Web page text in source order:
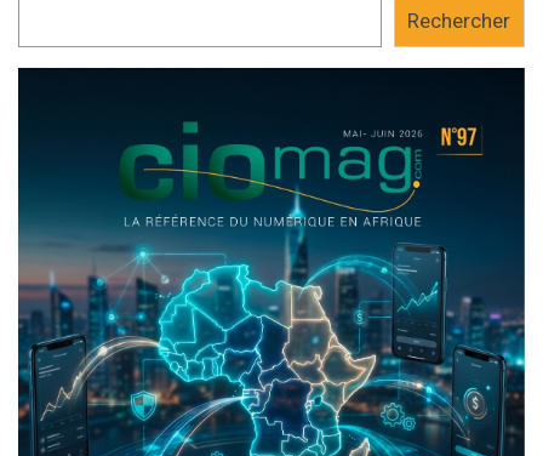
Rechercher